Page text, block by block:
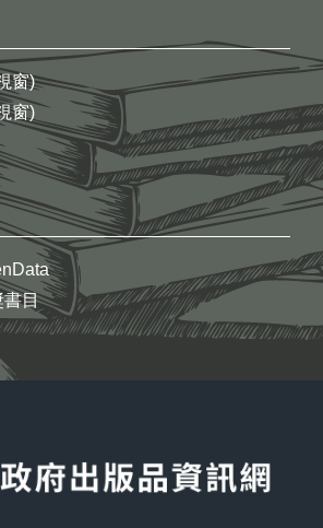
窗)
窗)
書目